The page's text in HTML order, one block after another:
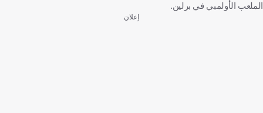
الملعب الأولمبي في برلين.
إعلان